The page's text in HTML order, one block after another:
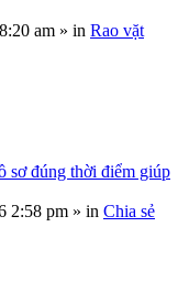
am » in Rao vặt
sơ đúng thời điểm giúp
2:58 pm » in Chia sẻ